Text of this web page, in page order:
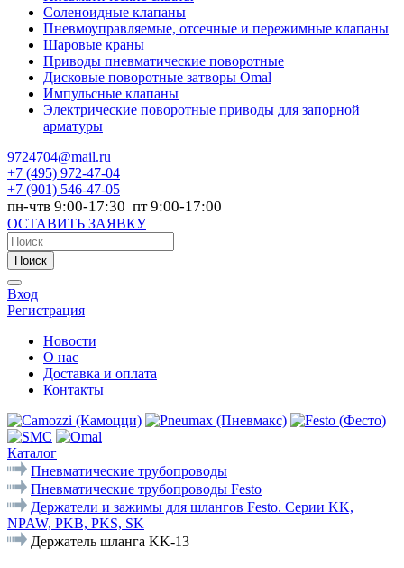
Соленоидные клапаны
Пневмоуправляемые, отсечные и пережимные клапаны
Шаровые краны
Приводы пневматические поворотные
Дисковые поворотные затворы Omal
Импульсные клапаны
Электрические поворотные приводы для запорной
арматуры
9724704@mail.ru
+7 (495) 972-47-04
+7 (901) 546-47-05
пн-чтв 9:00-17:30 пт 9:00-17:00
ОСТАВИТЬ ЗАЯВКУ
Поиск
Вход
Регистрация
Новости
О нас
Доставка и оплата
Контакты
Каталог
Пневматические трубопроводы
Пневматические трубопроводы Festo
Держатели и зажимы для шлангов Festo. Серии KK,
NPAW, PKB, PKS, SK
Держатель шланга KK-13